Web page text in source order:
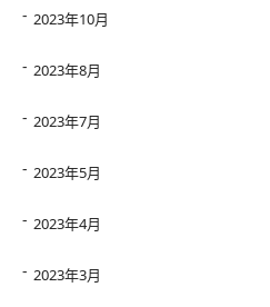
2023年10月
2023年8月
2023年7月
2023年5月
2023年4月
2023年3月